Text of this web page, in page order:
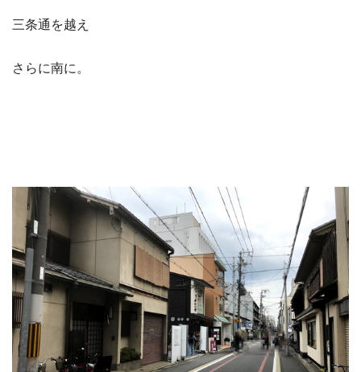
三条通を越え
さらに南に。